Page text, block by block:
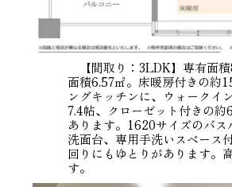
【間取り：3LDK】専有面
面積6.57㎡。床暖房付きの約
ングキッチンに、ウォークイ
7.4帖、クローゼット付きの約
あります。1620サイズのバ
洗面台、専用手洗いスペース
回りにもゆとりがあります。
す。